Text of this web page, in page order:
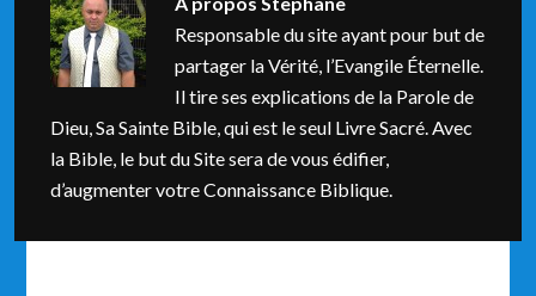
Responsable du site ayant pour but de
partager la Vérité, l’Evangile Éternelle.
Il tire ses explications de la Parole de
Dieu, Sa Sainte Bible, qui est le seul Livre Sacré. Avec
la Bible, le but du Site sera de vous édifier,
d’augmenter votre Connaissance Biblique.